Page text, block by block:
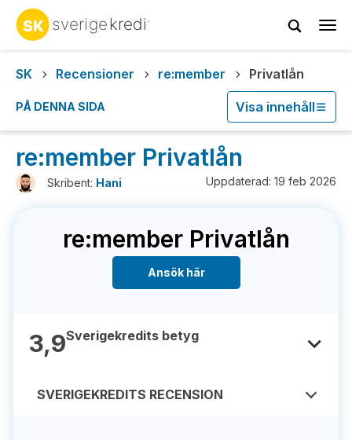
SK
Recensioner re:member Privatlån
PÅ DENNA SIDA Visa innehåll
re:member Privatlån
Skribent: Hani Uppdaterad: 19 feb 2026
re:member Privatlån
Ansök här
3,9Sverigekredits betyg
SVERIGEKREDITS RECENSION